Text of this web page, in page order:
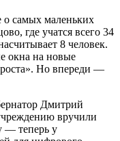
о самых маленьких
где учатся всего 34
8 человек.
окна на новые
Но впереди —
Дмитрий
вручили
— теперь у